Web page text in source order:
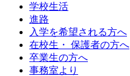
学校生活
進路
入学を希望される方へ
在校生・ 保護者の方へ
卒業生の方へ
事務室より